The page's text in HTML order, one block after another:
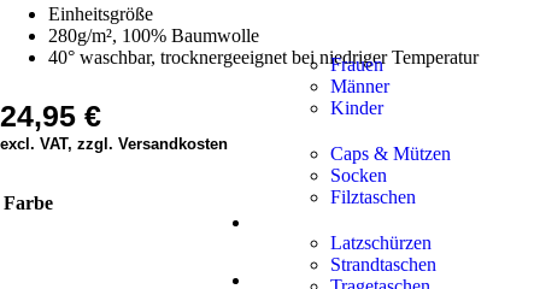
Frauen
Männer
Kinder
Caps & Mützen
Socken
Filztaschen
Latzschürzen
Strandtaschen
Einheitsgröße
280g/m², 100% Baumwolle
40° waschbar, trocknergeeignet bei niedriger Temperatur
24,95 €
excl. VAT, zzgl. Versandkosten
Farbe